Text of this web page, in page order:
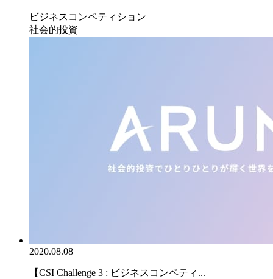
ビジネスコンペティション
社会的投資
2020.08.08
【CSI Challenge 3 : ビジネスコンペティ...